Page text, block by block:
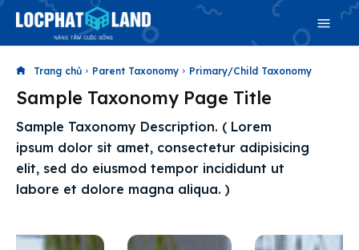
Search
Search
Phiên bản cập nhật V3
& tìm kiếm nhanh chóng hơn
Trang chủ
Trang chủ Parent Taxonomy Primary/Child Taxonomy
Sample Taxonomy Page Title
Sample Taxonomy Description. ( Lorem
ipsum dolor sit amet, consectetur adipisicing
elit, sed do eiusmod tempor incididunt ut
labore et dolore magna aliqua. )